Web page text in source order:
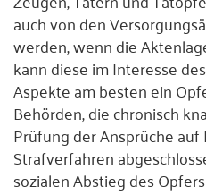
auch von den
werden, wenn die
kann diese im Interesse
Aspekte am besten ein
Behörden, die chronisch
Prüfung der Ansprüche
Strafverfahren
sozialen Abstieg des